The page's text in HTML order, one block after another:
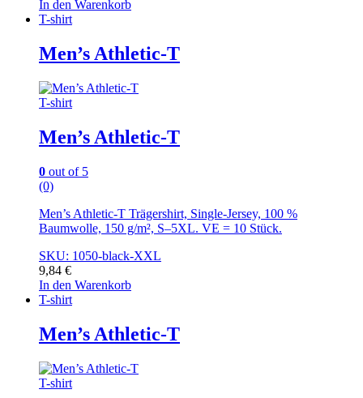
In den Warenkorb
T-shirt
Men’s Athletic-T
T-shirt
Men’s Athletic-T
0 out of 5
(0)
Men’s Athletic-T Trägershirt, Single-Jersey, 100 %
Baumwolle, 150 g/m², S–5XL. VE = 10 Stück.
SKU: 1050-black-XXL
9,84 €
In den Warenkorb
T-shirt
Men’s Athletic-T
T-shirt